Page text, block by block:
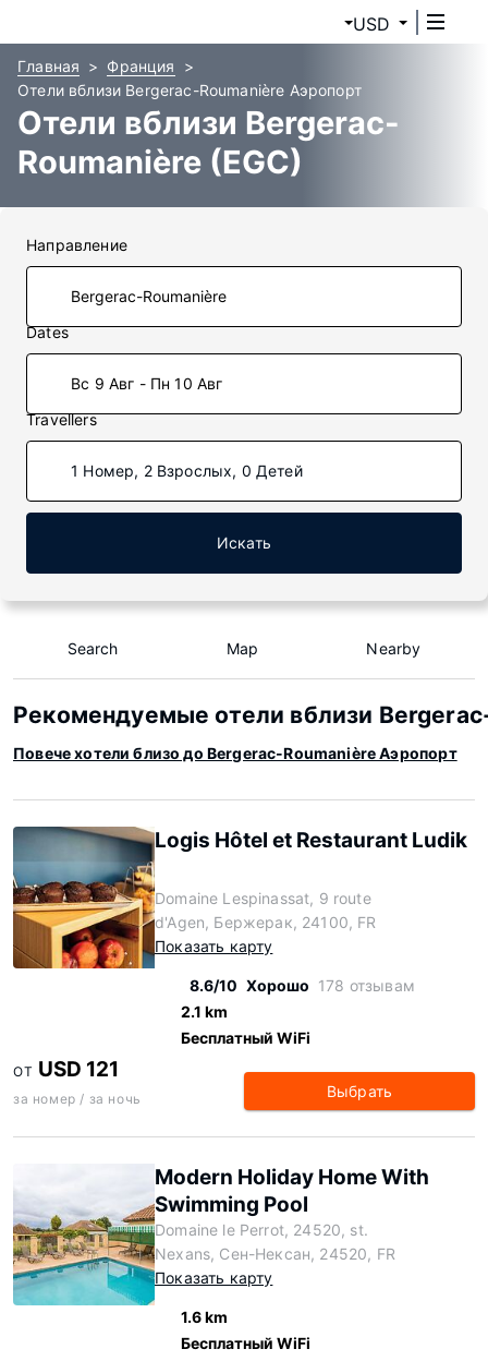
USD
Главная
Франция
Отели вблизи Bergerac-Roumanière Аэропорт
Отели вблизи Bergerac-
Roumanière (EGC)
Направление
Dates
Вс 9 Авг - Пн 10 Авг
Travellers
1 Номер, 2 Взрослых, 0 Детей
Искать
Search Map Nearby
Рекомендуемые отели вблизи
Повече хотели близо до Bergerac-Roumanière Аэропорт
Logis Hôtel et Restaurant Ludik
Domaine Lespinassat, 9 route
d'Agen, Бержерак, 24100, FR
Показать карту
8.6/10 Хорошо 178 отзывам
2.1 km
Бесплатный WiFi
ОТ USD 121
за номер / за ночь Выбрать
Modern Holiday Home With
Swimming Pool
Domaine le Perrot, 24520, st.
Nexans, Сен-Нексан, 24520, FR
Показать карту
1.6 km
Бесплатный WiFi